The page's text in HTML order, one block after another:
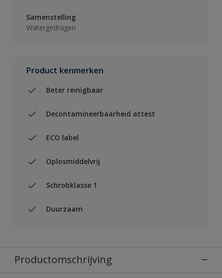
Samenstelling
Watergedragen
Product kenmerken
Beter reinigbaar
Decontamineerbaarheid attest
ECO label
Oplosmiddelvrij
Schrobklasse 1
Duurzaam
Productomschrijving